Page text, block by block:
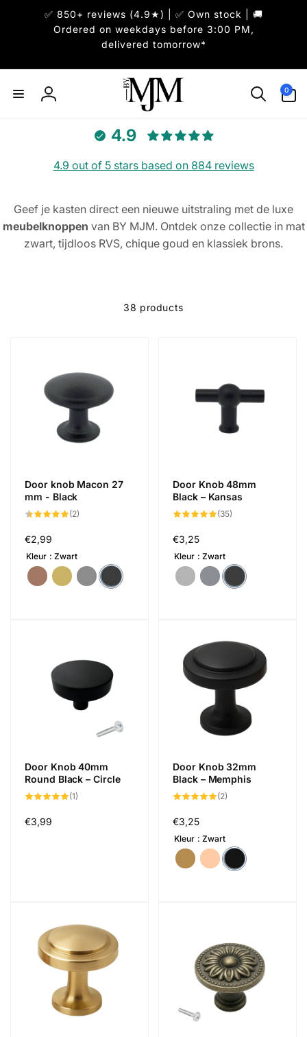
✅ 850+ reviews (4.9★) | ✅ Own stock | 🚚
Ordered on weekdays before 3:00 PM,
delivered tomorrow*
Log
0
items
4.9
4.9 out of 5 stars based on 884 reviews
Geef je kasten direct een nieuwe uitstraling met de luxe
meubelknoppen van BY MJM. Ontdek onze collectie in mat
zwart, tijdloos RVS, chique goud en klassiek brons.
38 products
Door knob Macon 27
mm - Black
(2)
Regular
price
€2,99
Kleur Zwart
Door Knob 48mm
Black – Kansas
(35)
Regular
price
€3,25
Kleur Zwart
Door Knob 40mm
Round Black – Circle
(1)
Regular
€3,99
Door Knob 32mm
Black – Memphis
(2)
Regular
price
€3,25
Kleur Zwart